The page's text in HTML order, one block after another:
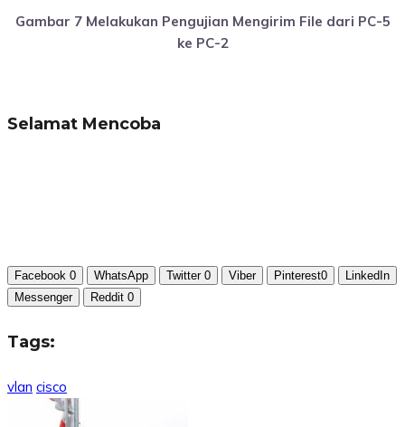
Gambar 7 Melakukan Pengujian Mengirim File dari PC-5
ke PC-2
Selamat Mencoba
Facebook 0 WhatsApp Twitter 0 Viber Pinterest0
LinkedIn
Messenger
Reddit 0
Tags:
vlan cisco